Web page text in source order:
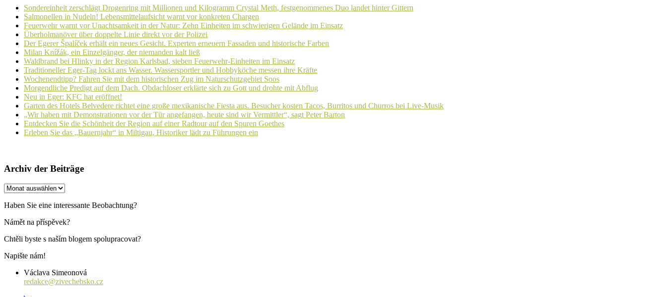
Sondereinheit zerschlägt Drogenring mit Millionen und Kilogramm Crystal Meth, festgenommenes Duo landet hinter Gittern
Salmonellen in Nudeln! Lebensmittelaufsicht warnt vor konkreten Chargen
Feuerwehr warnt vor Unachtsamkeit in der Natur: Zehn Einheiten im schwierigen Gelände im Einsatz
Überholmanöver über doppelte Linie direkt vor der Polizei
Der Egerer Špalíček erhält ein neues Gesicht. Experten erneuern Fassaden und historische Farben
Milan Knížák, ein Einzelgänger, der niemanden kalt ließ
Waldbrand bei Hlinky in der Region Karlsbad, sieben Feuerwehr-Einheiten im Einsatz
Traditioneller Eger-Tag lockt ans Wasser. Wassersportler und Hobbyköche messen ihre Kräfte
Wochenendtipp? Fahren Sie mit dem historischen Zug im Naturschutzgebiet Soos
Morgendliche Predigt auf dem Dach. Obdachloser erklärte sich zu Gott und drohte mit Abflug
Neu in Eger: KFC hat eröffnet!
Garten des Hotels Belvedere richtet eine große mexikanische Fiesta aus. Besucher kosten Tacos, Burritos und Churros bei Live-Musik
„Wir haben mit Demonstrationen vor der Tür angefangen, heute sind wir Vermittler“, sagt Peter Barton
Entdecken Sie die Schönheit der Region auf einer Radtour auf den Spuren Goethes
Erleben Sie das „Bauernjahr“ in Miltigau, Historiker lädt zu Führungen ein
Archiv der Beiträge
Archiv
Beiträge
Haben Sie eine interessante Beobachtung?
Námět na příspěvek?
Chtěli byste s naším blogem spolupracovat?
Napište nám!
Václava Simeonová
redakce@zivechebsko.cz